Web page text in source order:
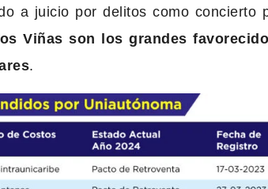
a juicio por delitos como concierto
Viñas son los grandes
.